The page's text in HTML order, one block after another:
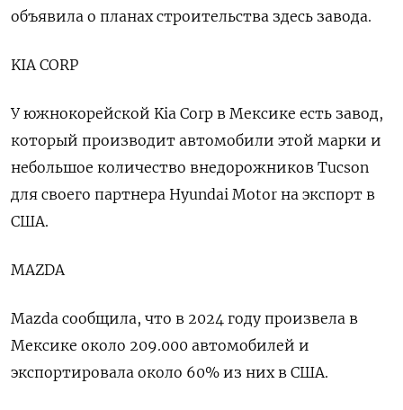
объявила о планах строительства здесь завода.
KIA CORP
У южнокорейской Kia Corp в Мексике есть завод,
который производит автомобили этой марки и
небольшое количество внедорожников Tucson
для своего партнера Hyundai Motor на экспорт в
США.
MAZDA
Mazda сообщила, что в 2024 году произвела в
Мексике около 209.000 автомобилей и
экспортировала около 60% из них в США.